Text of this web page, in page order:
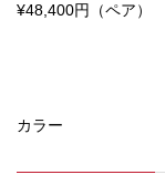
¥48,400円（ペア）
カラー